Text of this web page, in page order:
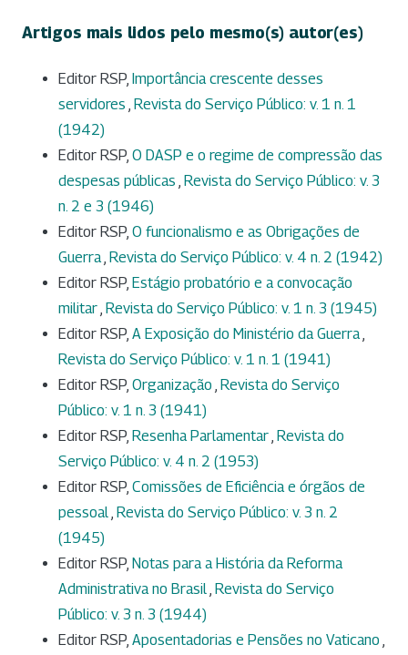
Artigos mais lidos pelo mesmo(s) autor(es)
Editor RSP, Importância crescente desses
servidores , Revista do Serviço Público: v. 1 n. 1
(1942)
Editor RSP, O DASP e o regime de compressão das
despesas públicas , Revista do Serviço Público: v. 3
n. 2 e 3 (1946)
Editor RSP, O funcionalismo e as Obrigações de
Guerra, Revista do Serviço Público: v. 4 n. 2 (1942)
Editor RSP, Estágio probatório e a convocação
militar, Revista do Serviço Público: v. 1 n. 3 (1945)
Editor RSP, A Exposição do Ministério da Guerra,
Revista do Serviço Público: v. 1 n. 1 (1941)
Editor RSP, Organização , Revista do Serviço
Público: v. 1 n. 3 (1941)
Editor RSP, Resenha Parlamentar, Revista do
Serviço Público: v. 4 n. 2 (1953)
Editor RSP, Comissões de Eficiência e órgãos de
pessoal, Revista do Serviço Público: v. 3 n. 2
(1945)
Editor RSP, Notas para a História da Reforma
Administrativa no Brasil, Revista do Serviço
Público: v. 3 n. 3 (1944)
Editor RSP, Aposentadorias e Pensões no Vaticano ,